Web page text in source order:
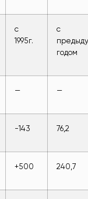
с
1995г.
с
годом
— —
-143 76,2
+500 240,7